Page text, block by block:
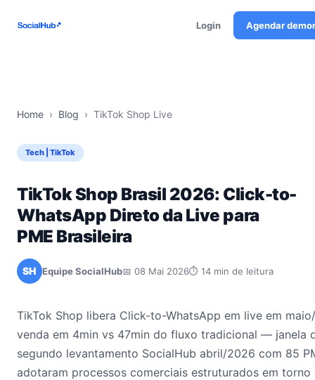
Login Agendar
Home › Blog › TikTok Shop Live
Tech | TikTok
TikTok Shop Brasil 2026: Click-to-
WhatsApp Direto da Live para
PME Brasileira
SH Equipe SocialHub📅 08 Mai 2026⏱ 14 min de leitura
TikTok Shop libera Click-to-WhatsApp em live em
venda em 4min vs 47min do fluxo tradicional — janela
segundo levantamento SocialHub abril/2026 com 85
adotaram processos comerciais estruturados em